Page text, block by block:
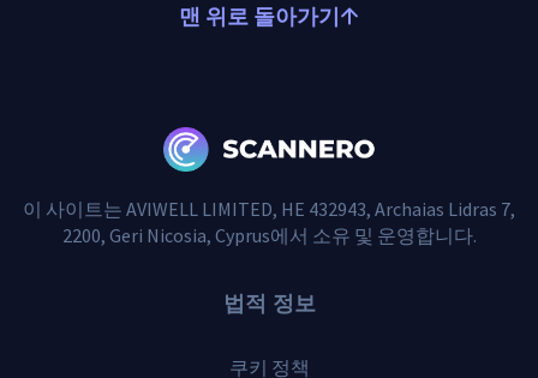
맨 위로 돌아가기
이 사이트는 AVIWELL LIMITED, HE 432943, Archaias Lidras 7,
2200, Geri Nicosia, Cyprus에서 소유 및 운영합니다.
법적 정보
쿠키 정책